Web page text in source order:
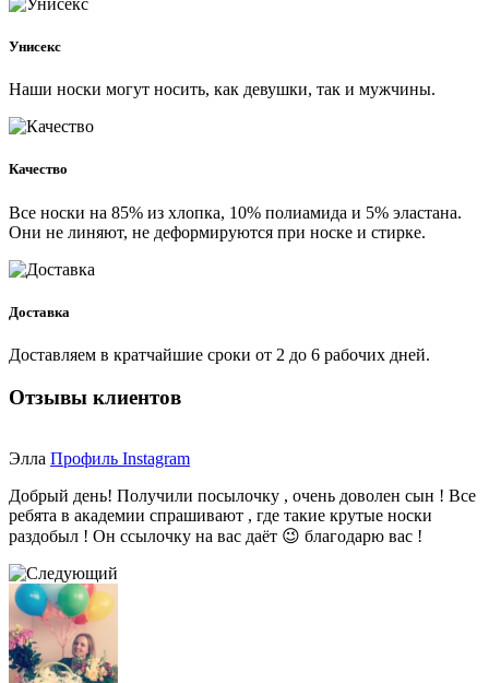
Унисекс
Наши носки могут носить, как девушки, так и мужчины.
Качество
Все носки на 85% из хлопка, 10% полиамида и 5% эластана.
Они не линяют, не деформируются при носке и стирке.
Доставка
Доставляем в кратчайшие сроки от 2 до 6 рабочих дней.
Отзывы клиентов
Элла Профиль Instagram
Добрый день! Получили посылочку , очень доволен сын ! Все
ребята в академии спрашивают , где такие крутые носки
раздобыл ! Он ссылочку на вас даёт 😉 благодарю вас !